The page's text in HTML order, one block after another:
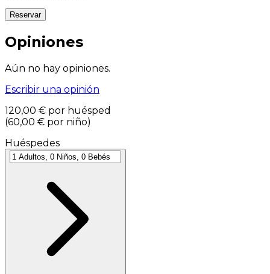
Reservar
Opiniones
Aún no hay opiniones.
Escribir una opinión
120,00 € por huésped
(60,00 € por niño)
Huéspedes